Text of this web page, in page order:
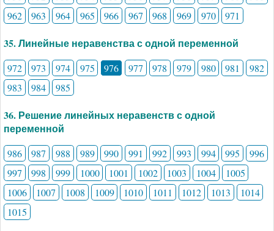
962
963 964 965 966 967 968 969 970 971
35. Линейные неравенства с одной переменной
972 973 974 975 976 977 978 979 980 981
982
983
984 985
36. Решение линейных неравенств с одной
переменной
986 987 988 989 990 991 992 993 994 995
996
997
998 999 1000 1001 1002 1003 1004
1005
1006
1007 1008 1009 1010 1011 1012 1013
1014
1015